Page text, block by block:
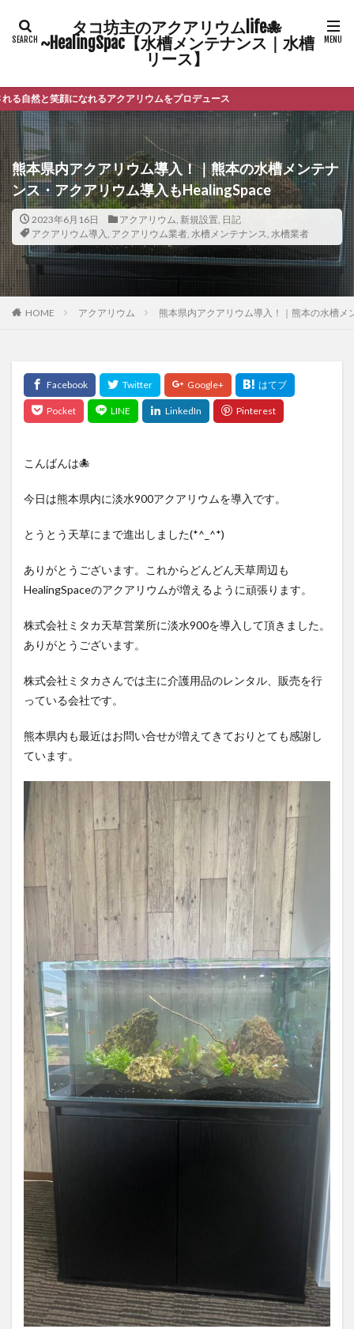
タコ坊主のアクアリウムlife🐙
~HealingSpac【水槽メンテナンス｜水槽
リース】
になれるアクアリウムをプロデュース
熊本県内アクアリウム導入！｜熊本の水槽メンテナ
ンス・アクアリウム導入もHealingSpace
2023年6月16日 アクアリウム, 新規設置, 日記
アクアリウム導入, アクアリウム業者, 水槽メンテナンス, 水槽業者
HOME アクアリウム 熊本県内アクアリウム導入！｜熊本の水槽メ
こんばんは🐙
今日は熊本県内に淡水900アクアリウムを導入です。
とうとう天草にまで進出しました(*^_^*)
ありがとうございます。これからどんどん天草周辺も
HealingSpaceのアクアリウムが増えるように頑張ります。
株式会社ミタカ天草営業所に淡水900を導入して頂きました。
ありがとうございます。
株式会社ミタカさんでは主に介護用品のレンタル、販売を行
っている会社です。
熊本県内も最近はお問い合せが増えてきておりとても感謝し
ています。